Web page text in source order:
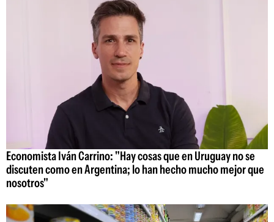
Economista Iván Carrino: "Hay cosas que en Uruguay no se
discuten como en Argentina; lo han hecho mucho mejor que
nosotros"